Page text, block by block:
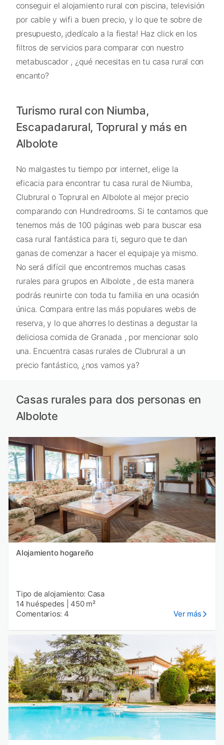
conseguir el alojamiento rural con piscina, televisión
por cable y wifi a buen precio, y lo que te sobre de
presupuesto, ¡dedícalo a la fiesta! Haz click en los
filtros de servicios para comparar con nuestro
metabuscador , ¿qué necesitas en tu casa rural con
encanto?
Turismo rural con Niumba,
Escapadarural, Toprural y más en
Albolote
No malgastes tu tiempo por internet, elige la
eficacia para encontrar tu casa rural de Niumba,
Clubrural o Toprural en Albolote al mejor precio
comparando con Hundredrooms. Si te contamos que
tenemos más de 100 páginas web para buscar esa
casa rural fantástica para ti, seguro que te dan
ganas de comenzar a hacer el equipaje ya mismo.
No será difícil que encontremos muchas casas
rurales para grupos en Albolote , de esta manera
podrás reunirte con toda tu familia en una ocasión
única. Compara entre las más populares webs de
reserva, y lo que ahorres lo destinas a degustar la
deliciosa comida de Granada , por mencionar solo
una. Encuentra casas rurales de Clubrural a un
precio fantástico, ¿nos vamos ya?
Casas rurales para dos personas en
Albolote
Alojamiento hogareño
Tipo de alojamiento: Casa
14 huéspedes
450 m²
Comentarios: 4
Ver más